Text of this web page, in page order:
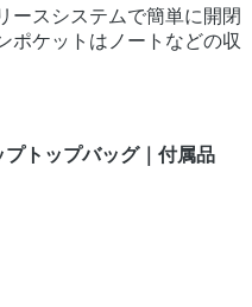
ースシステムで簡単に開閉
ポケットはノートなどの収
トップバッグ｜付属品